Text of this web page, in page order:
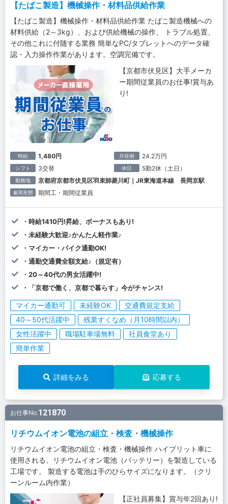
【たばこ製造】機械操作・材料品供給作業
【たばこ製造】機械操作・材料品供給作業 たばこ製造機械への
材料供給（2～3kg）、および供給機械の操作、 トラブル処置、
その他これに付随する業務 簡単なPC/タブレットへのデータ確
認・入力操作作業があります。空調完備です。
【京都市伏見区】大手メーカ
ー期間従業員のお仕事!賞与あ
り!
時給 1,480円 月収例 24.2万円
シフト 3交替 休日 5勤2休（土日）
勤務地 京都府京都市伏見区羽束師菱川町｜JR東海道本線 長岡京駅
雇用形態 期間工・期間従業員
・時給1410円!昇給、ボーナスもあり!
・未経験大歓迎♪かんたん軽作業♪
・マイカー・バイク通勤OK!
・通勤交通費全額支給♪（規定有）
・20～40代の男女活躍中!
・「京都で働く、京都で暮らす」今がチャンス!
マイカー通勤可 未経験OK
交通費規定支給
40～50代活躍中
残業すくなめ（月10時間以内）
女性活躍中
職場駐車場無料
社員食堂あり
簡単作業
詳細をみる 応募する
お仕事No.121870
リチウムイオン電池の組立・検査・機械操作
リチウムイオン電池の組立・検査・機械操作 ハイブリット車に
使用される、リチウムイオン電池（バッテリー）を製造している
工場です。 製造する電池は手のひらサイズになります。（クリ
ーンルーム内作業）
【正社員募集】賞与年2回あり!